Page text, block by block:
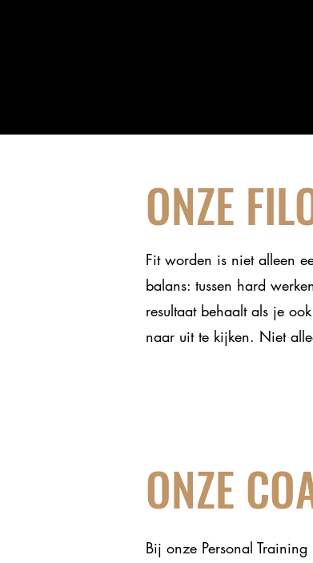
ONZE
Fit worden is niet alleen
balans: tussen hard
resultaat behaalt als je
naar uit te kijken. Niet
ONZE
Bij onze Personal